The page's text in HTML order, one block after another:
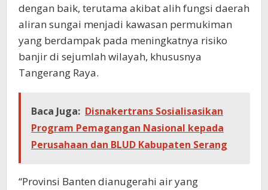
dengan baik, terutama akibat alih fungsi daerah
aliran sungai menjadi kawasan permukiman
yang berdampak pada meningkatnya risiko
banjir di sejumlah wilayah, khususnya
Tangerang Raya.
Baca Juga: Disnakertrans Sosialisasikan
Program Pemagangan Nasional kepada
Perusahaan dan BLUD Kabupaten Serang
“Provinsi Banten dianugerahi air yang